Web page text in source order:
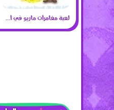
لعبة مغامرات ماريو في الثلج